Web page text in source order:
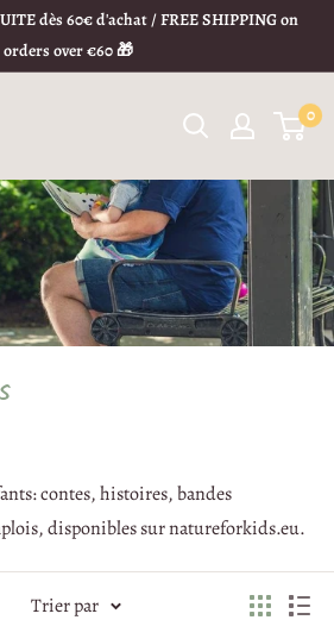
dès 60€ d'achat / FREE SHIPPING on
orders over €60 🎁
0
contes, histoires, bandes
disponibles sur natureforkids.eu.
Trier par